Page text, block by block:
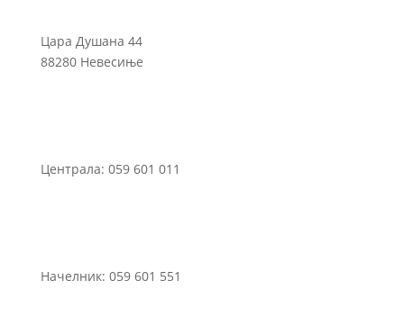
Цара Душана 44
88280 Невесиње
Централа: 059 601 011
Начелник: 059 601 551